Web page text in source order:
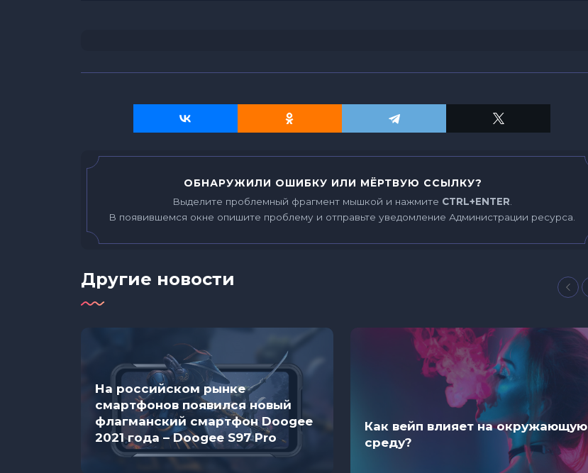
ОБНАРУЖИЛИ ОШИБКУ ИЛИ МЁРТВУЮ ССЫЛКУ?
Выделите проблемный фрагмент мышкой и нажмите CTRL+ENTER.
В появившемся окне опишите проблему и отправьте уведомление Администрации ресурса.
Другие новости
На российском рынке
смартфонов появился новый
флагманский смартфон Doogee
2021 года – Doogee S97 Pro
Как вейп влияет на окружающую
среду?